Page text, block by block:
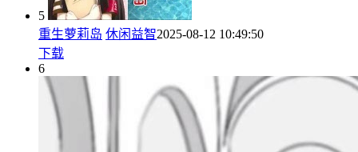
5
重生萝莉岛 休闲益智2025-08-12 10:49:50
下载
6